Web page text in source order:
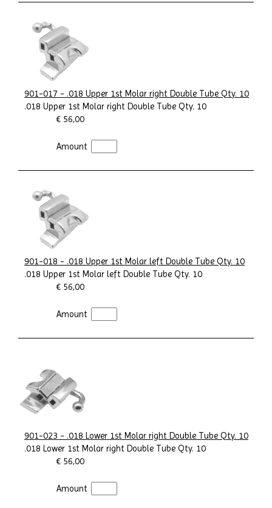
901-017 - .018 Upper 1st Molar right Double Tube Qty. 10
.018 Upper 1st Molar right Double Tube Qty. 10
€ 56,00
Amount
901-018 - .018 Upper 1st Molar left Double Tube Qty. 10
.018 Upper 1st Molar left Double Tube Qty. 10
€ 56,00
Amount
901-023 - .018 Lower 1st Molar right Double Tube Qty. 10
.018 Lower 1st Molar right Double Tube Qty. 10
€ 56,00
Amount